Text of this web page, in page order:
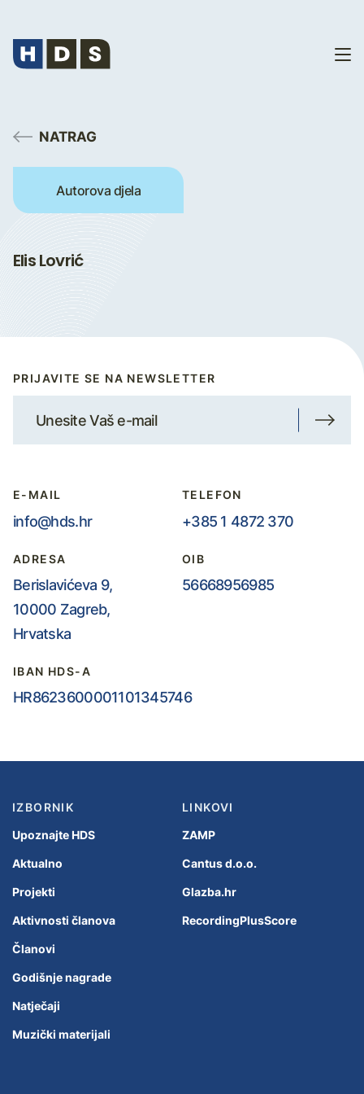
NATRAG
Autorova djela
Elis Lovrić
PRIJAVITE SE NA NEWSLETTER
E-MAIL
info@hds.hr
TELEFON
+385 1 4872 370
ADRESA
Berislavićeva 9,
10000 Zagreb,
Hrvatska
OIB
56668956985
IBAN HDS-A
HR8623600001101345746
IZBORNIK
Upoznajte HDS
Aktualno
Projekti
Aktivnosti članova
Članovi
Godišnje nagrade
Natječaji
Muzički materijali
LINKOVI
ZAMP
Cantus d.o.o.
Glazba.hr
RecordingPlusScore